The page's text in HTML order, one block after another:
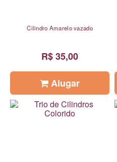
Cilindro Amarelo vazado
R$ 35,00
Alugar